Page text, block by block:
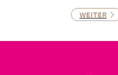
WEITER